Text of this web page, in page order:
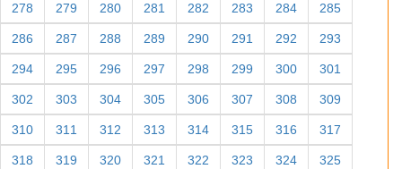
278 279 280 281 282 283 284 285
286 287 288 289 290 291 292 293
294 295 296 297 298 299 300 301
302 303 304 305 306 307 308 309
310 311 312 313 314 315 316 317
318 319 320 321 322 323 324 325